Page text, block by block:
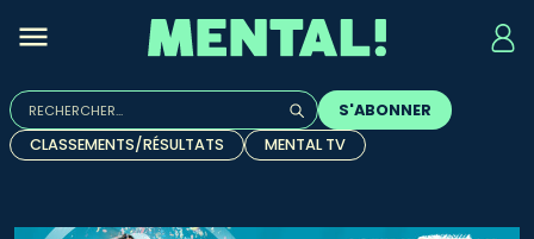
Rechercher :
Quand les résultats de l'auto-complétion sont
S'ABONNER
CLASSEMENTS/RÉSULTATS
MENTAL TV